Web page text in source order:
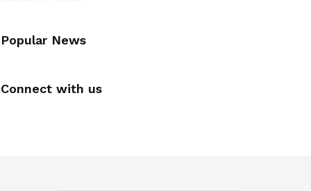
Popular News
Connect with us